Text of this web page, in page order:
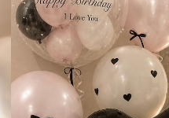
推し活バルーンセット｜名入れ30
カレンダー入りハート｜関西送
¥29,810